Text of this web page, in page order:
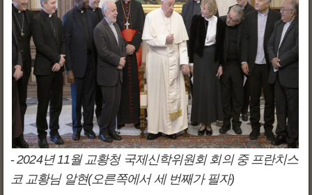
-2024년 11월 교황청 국제신학위원회 회의 중 프란치스
코 교황님 알현(오른쪽에서 세 번째가 필자)